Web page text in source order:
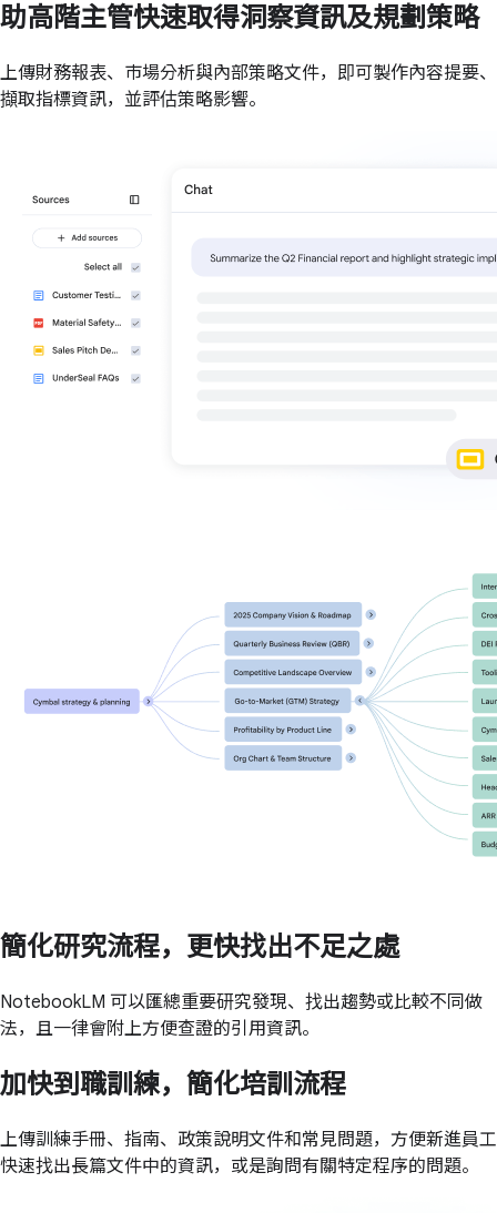
助高階主管快速取得洞察資訊及規劃策略
上傳財務報表、市場分析與內部策略文件，即可製作內容提要、
擷取指標資訊，並評估策略影響。
簡化研究流程，更快找出不足之處
NotebookLM 可以匯總重要研究發現、找出趨勢或比較不同做
法，且一律會附上方便查證的引用資訊。
加快到職訓練，簡化培訓流程
上傳訓練手冊、指南、政策說明文件和常見問題，方便新進員工
快速找出長篇文件中的資訊，或是詢問有關特定程序的問題。